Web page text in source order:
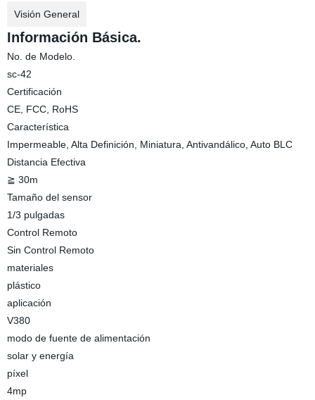
Visión General
Información Básica.
No. de Modelo.
sc-42
Certificación
CE, FCC, RoHS
Característica
Impermeable, Alta Definición, Miniatura, Antivandálico, Auto BLC
Distancia Efectiva
≧ 30m
Tamaño del sensor
1/3 pulgadas
Control Remoto
Sin Control Remoto
materiales
plástico
aplicación
V380
modo de fuente de alimentación
solar y energía
píxel
4mp